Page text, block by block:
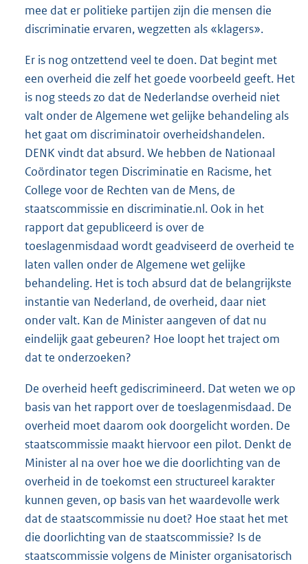
mee dat er politieke partijen zijn die mensen die
discriminatie ervaren, wegzetten als «klagers».
Er is nog ontzettend veel te doen. Dat begint met
een overheid die zelf het goede voorbeeld geeft. Het
is nog steeds zo dat de Nederlandse overheid niet
valt onder de Algemene wet gelijke behandeling als
het gaat om discriminatoir overheidshandelen.
DENK vindt dat absurd. We hebben de Nationaal
Coördinator tegen Discriminatie en Racisme, het
College voor de Rechten van de Mens, de
staatscommissie en discriminatie.nl. Ook in het
rapport dat gepubliceerd is over de
toeslagenmisdaad wordt geadviseerd de overheid te
laten vallen onder de Algemene wet gelijke
behandeling. Het is toch absurd dat de belangrijkste
instantie van Nederland, de overheid, daar niet
onder valt. Kan de Minister aangeven of dat nu
eindelijk gaat gebeuren? Hoe loopt het traject om
dat te onderzoeken?
De overheid heeft gediscrimineerd. Dat weten we op
basis van het rapport over de toeslagenmisdaad. De
overheid moet daarom ook doorgelicht worden. De
staatscommissie maakt hiervoor een pilot. Denkt de
Minister al na over hoe we die doorlichting van de
overheid in de toekomst een structureel karakter
kunnen geven, op basis van het waardevolle werk
dat de staatscommissie nu doet? Hoe staat het met
die doorlichting van de staatscommissie? Is de
staatscommissie volgens de Minister organisatorisch